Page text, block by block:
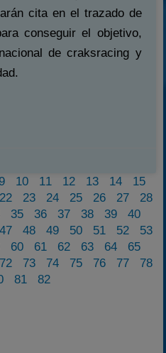
cita en el trazado de
conseguir el objetivo,
de craksracing y
9 10 11 12 13 14
15
22 23 24 25 26 27
28
35 36 37 38 39
40
47 48 49 50 51 52
53
60 61 62 63 64
65
72 73 74 75 76 77
78
81 82